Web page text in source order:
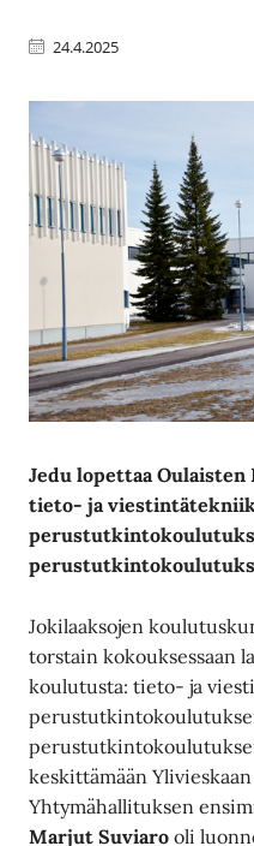
24.4.2025
Jedu lopettaa
tieto- ja
Jokilaaksojen
torstain kokouksessaan
koulutusta: tieto- ja
keskittämään
Yhtymähallituksen
Marjut Suviaro oli